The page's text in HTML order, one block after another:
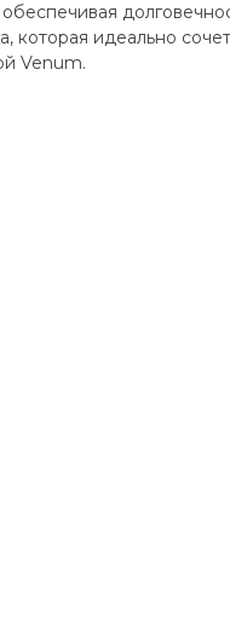
которая идеально
Venum.